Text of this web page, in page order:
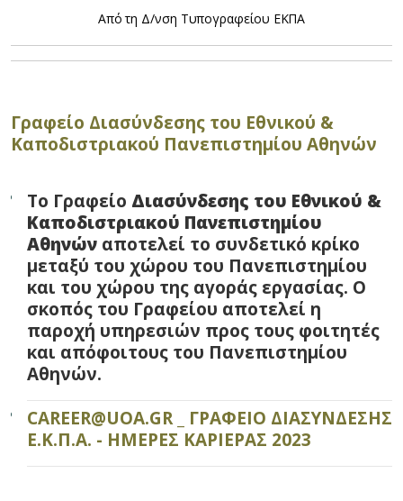
Από τη Δ/νση Τυπογραφείου ΕΚΠΑ
Γραφείο Διασύνδεσης του Εθνικού &
Καποδιστριακού Πανεπιστημίου Αθηνών
Το Γραφείο Διασύνδεσης του Εθνικού &
Καποδιστριακού Πανεπιστημίου
Αθηνών αποτελεί το συνδετικό κρίκο
μεταξύ του χώρου του Πανεπιστημίου
και του χώρου της αγοράς εργασίας. Ο
σκοπός του Γραφείου αποτελεί η
παροχή υπηρεσιών προς τους φοιτητές
και απόφοιτους του Πανεπιστημίου
Αθηνών.
CAREER@UOA.GR _ ΓΡΑΦΕΙΟ ΔΙΑΣΥΝΔΕΣΗΣ
Ε.Κ.Π.Α. - ΗΜΕΡΕΣ ΚΑΡΙΕΡΑΣ 2023